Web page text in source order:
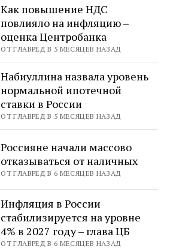
Как повышение НДС
повлияло на инфляцию –
оценка Центробанка
ОТ ГЛАВРЕД В 5 МЕСЯЦЕВ НАЗАД
Набиуллина назвала уровень
нормальной ипотечной
ставки в России
ОТ ГЛАВРЕД В 5 МЕСЯЦЕВ НАЗАД
Россияне начали массово
отказываться от наличных
ОТ ГЛАВРЕД В 6 МЕСЯЦЕВ НАЗАД
Инфляция в России
стабилизируется на уровне
4% в 2027 году – глава ЦБ
ОТ ГЛАВРЕД В 6 МЕСЯЦЕВ НАЗАД